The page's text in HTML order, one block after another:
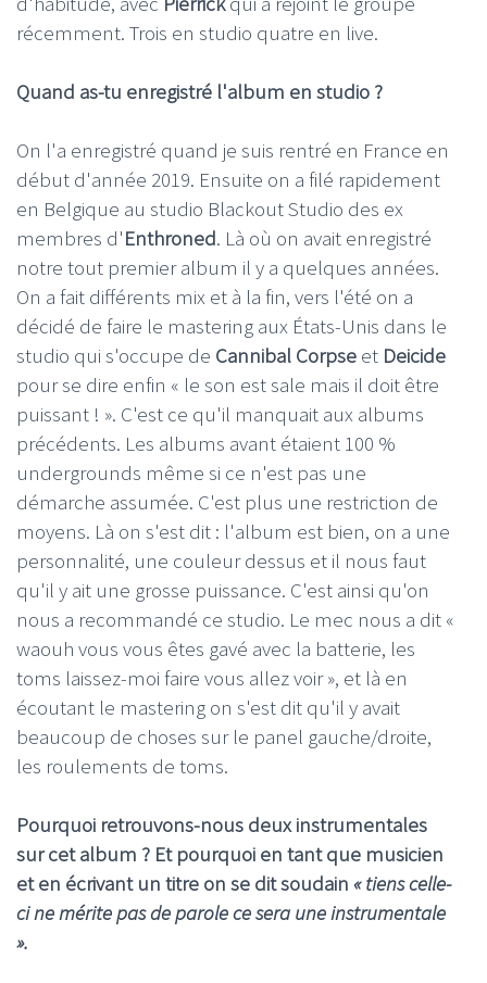
récemment. Trois en studio quatre en live.
Quand as-tu enregistré l'album en studio ?
On l'a enregistré quand je suis rentré en France en
début d'année 2019. Ensuite on a filé rapidement
en Belgique au studio Blackout Studio des ex
membres d'Enthroned. Là où on avait enregistré
notre tout premier album il y a quelques années.
On a fait différents mix et à la fin, vers l'été on a
décidé de faire le mastering aux États-Unis dans le
studio qui s'occupe de Cannibal Corpse et Deicide
pour se dire enfin « le son est sale mais il doit être
puissant ! ». C'est ce qu'il manquait aux albums
précédents. Les albums avant étaient 100 %
undergrounds même si ce n'est pas une
démarche assumée. C'est plus une restriction de
moyens. Là on s'est dit : l'album est bien, on a une
personnalité, une couleur dessus et il nous faut
qu'il y ait une grosse puissance. C'est ainsi qu'on
nous a recommandé ce studio. Le mec nous a dit «
waouh vous vous êtes gavé avec la batterie, les
toms laissez-moi faire vous allez voir », et là en
écoutant le mastering on s'est dit qu'il y avait
beaucoup de choses sur le panel gauche/droite,
les roulements de toms.
Pourquoi retrouvons-nous deux instrumentales
sur cet album ? Et pourquoi en tant que musicien
et en écrivant un titre on se dit soudain « tiens celle-
ci ne mérite pas de parole ce sera une instrumentale
».